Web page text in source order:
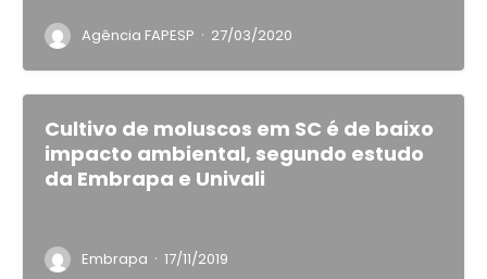
Agência FAPESP · 27/03/2020
Cultivo de moluscos em SC é de baixo
impacto ambiental, segundo estudo
da Embrapa e Univali
Embrapa · 17/11/2019